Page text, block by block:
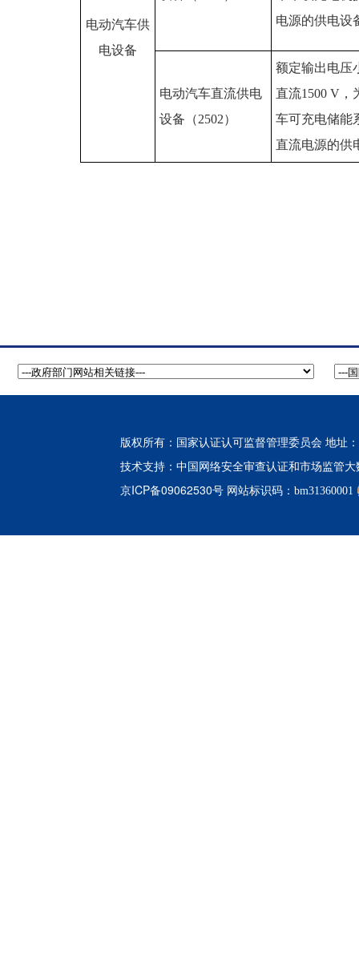
电动汽车供
电设备
电源的供电设
电动汽车直流供电
设备（2502）
额定输出电压
直流1500 V，
车可充电储能
直流电源的供
版权所有：国家认证认可监督管理委员会 地址
技术支持： 中国网络安全审查认证和市场监管
京ICP备09062530号 网站标识码：bm31360001